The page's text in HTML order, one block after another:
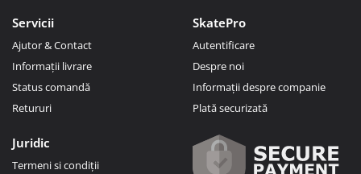
Servicii
Ajutor & Contact
Informații livrare
Status comandă
Retururi
SkatePro
Autentificare
Despre noi
Informații despre companie
Plată securizată
Juridic
Termeni si condiții